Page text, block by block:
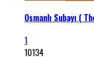
Osmanlı Subayı (
1
10134